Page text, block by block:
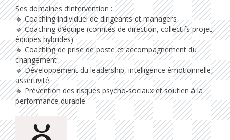
Ses domaines d’intervention :
🔹 Coaching individuel de dirigeants et managers
🔹 Coaching d’équipe (comités de direction, collectifs projet,
équipes hybrides)
🔹 Coaching de prise de poste et accompagnement du
changement
🔹 Développement du leadership, intelligence émotionnelle,
assertivité
🔹 Prévention des risques psycho-sociaux et soutien à la
performance durable